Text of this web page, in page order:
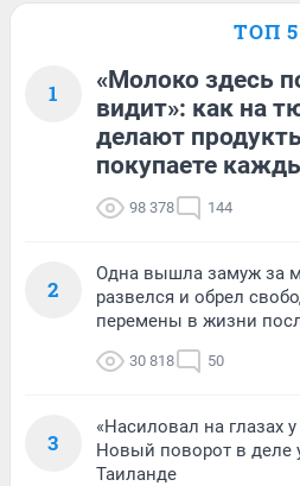
ТОП 5
1
«Молоко здесь
видит»: как на
делают
покупаете
98 378 144
2
Одна вышла замуж за
развелся и обрел
перемены в жизни
30 818 50
3
«Насиловал на глазах
Новый поворот в деле
Таиланде